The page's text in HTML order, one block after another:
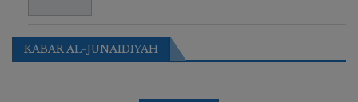
KABAR AL-JUNAIDIYAH